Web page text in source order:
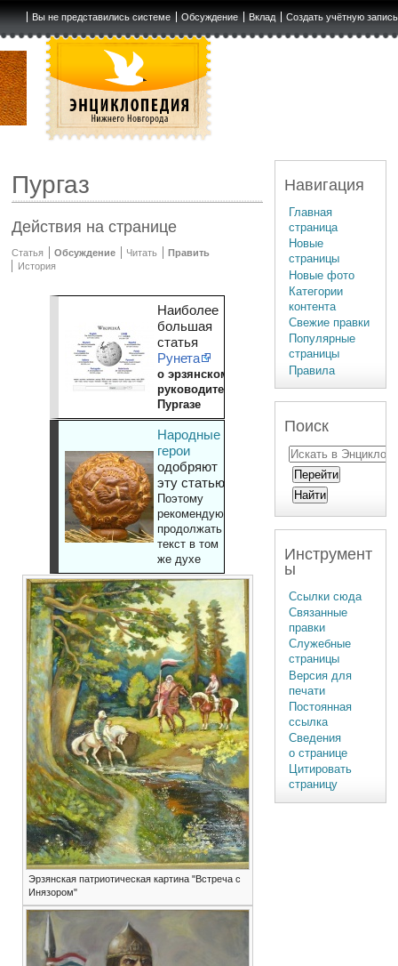
Вы не представились системе Обсуждение Вклад Создать учётную запись
Пургаз
Действия на странице
Статья Обсуждение Читать
Править
История
Наиболее
большая
статья
Рунета
о эрзянском
руководителе
Пургазе
Народные
герои
одобряют
эту статью
Поэтому
рекомендуют
продолжать
текст в том
же духе
Эрзянская патриотическая картина "Встреча с
Инязором"
Навигация
Главная
страница
Новые
страницы
Новые фото
Категории
контента
Свежие правки
Популярные
страницы
Правила
Поиск
Инструмент
ы
Ссылки сюда
Связанные
правки
Служебные
страницы
Версия для
печати
Постоянная
ссылка
Сведения
о странице
Цитировать
страницу